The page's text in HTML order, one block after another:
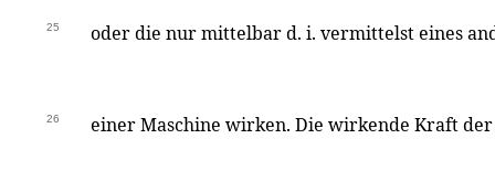
25 oder die nur mittelbar d. i. vermittelst eines
26 einer Maschine wirken. Die wirkende Kraft